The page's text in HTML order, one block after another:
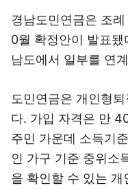
경남도민연금은 조
0월 확정안이 발표
남도에서 일부를 연
도민연금은 개인형
다. 가입 자격은 만
주민 가운데 소득기
인 가구 기준 중위소
을 확인할 수 있는